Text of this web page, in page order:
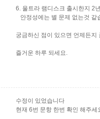
6. 울트라 램디스크 출시한지 2
안정성에는 별 문제 없는것 같
궁금하신 점이 있으면 언제든지
즐거운 하루 되세요.
수정이 있었습니다
현재 6번 문항 한번 확인 해주세